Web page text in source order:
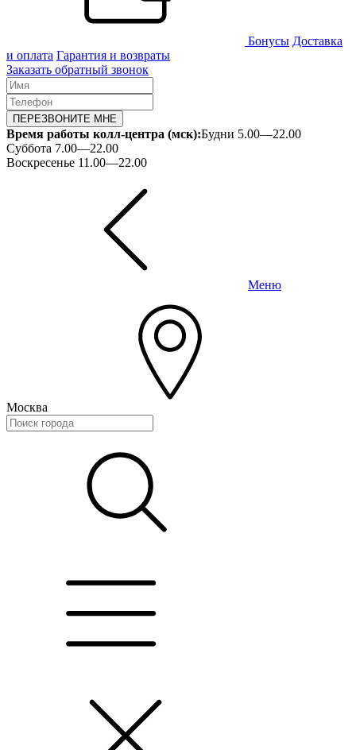
Бонусы Доставка
и оплата Гарантия и возвраты
Заказать обратный звонок
ПЕРЕЗВОНИТЕ МНЕ
Время работы колл-центра (мск):Будни 5.00—22.00
Суббота 7.00—22.00
Воскресенье 11.00—22.00
Меню
Москва